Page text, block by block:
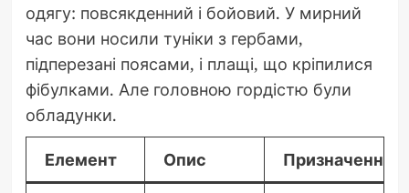
одягу: повсякденний і бойовий. У мирний
час вони носили туніки з гербами,
підперезані поясами, і плащі, що кріпилися
фібулками. Але головною гордістю були
обладунки.
Елемент Опис Призначення